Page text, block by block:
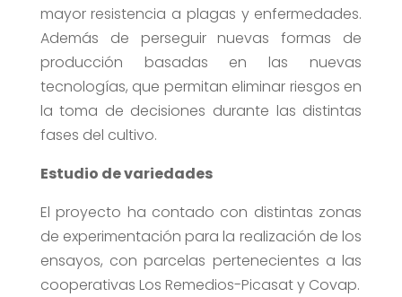
mayor resistencia a plagas y enfermedades.
Además de perseguir nuevas formas de
producción basadas en las nuevas
tecnologías, que permitan eliminar riesgos en
la toma de decisiones durante las distintas
fases del cultivo.
Estudio de variedades
El proyecto ha contado con distintas zonas
de experimentación para la realización de los
ensayos, con parcelas pertenecientes a las
cooperativas Los Remedios-Picasat y Covap.